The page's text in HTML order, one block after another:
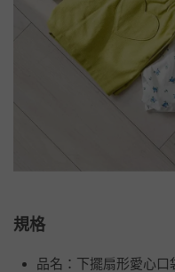
規格
品名：下擺扇形愛心口